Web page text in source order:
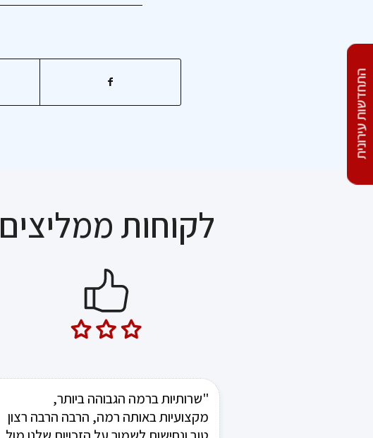
התחדשות עירונית
לקוחות ממליצים
"שרותיות ברמה הגבוהה ביותר,
מקצועיות באותה רמה, הרבה הרבה רצון
"ברצוני להמליץ על משרד עו"ד קרן
בצר, על שירותה, אמינותה והטיפול